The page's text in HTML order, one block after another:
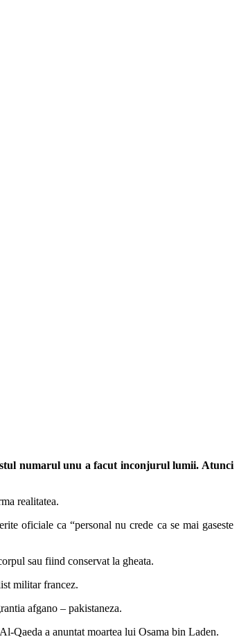
numarul unu a facut inconjurul lumii. Atunci
realitatea.
oficiale ca “personal nu crede ca se mai gaseste
sau fiind conservat la gheata.
militar francez.
afgano – pakistaneza.
Qaeda a anuntat moartea lui Osama bin Laden.